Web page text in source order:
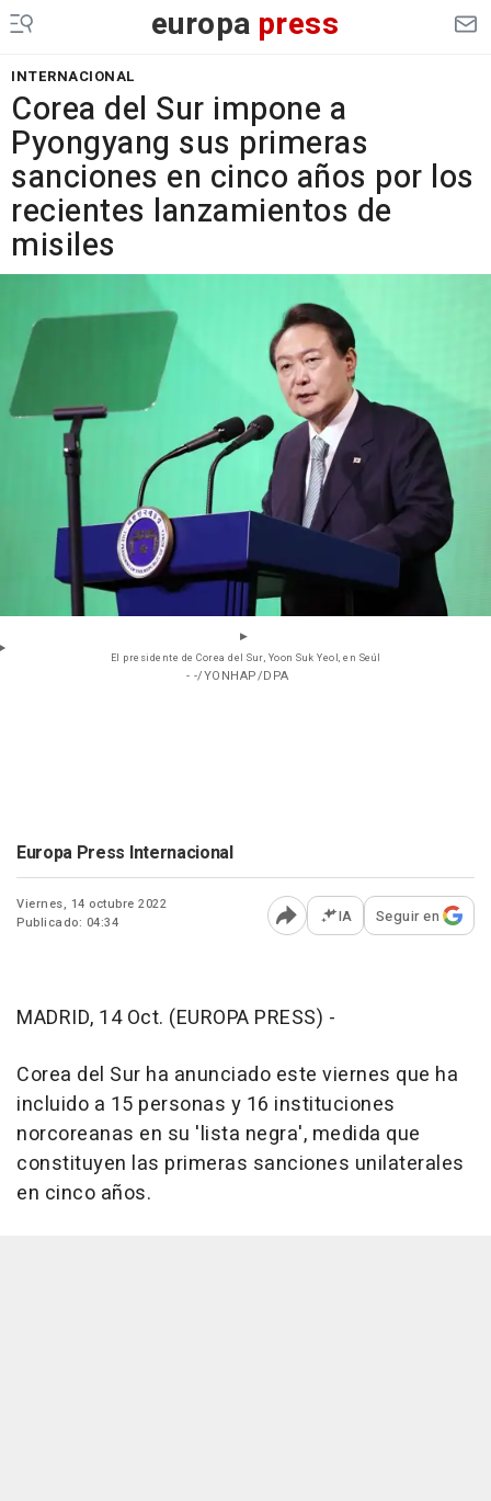
europa press
INTERNACIONAL
Corea del Sur impone a
Pyongyang sus primeras
sanciones en cinco años por los
recientes lanzamientos de
misiles
El presidente de Corea del Sur, Yoon Suk Yeol, en Seúl
- -/YONHAP/DPA
Europa Press Internacional
Viernes, 14 octubre 2022
Publicado: 04:34
Abrir opciones para
IA Seguir en
MADRID, 14 Oct. (EUROPA PRESS) -
Corea del Sur ha anunciado este viernes que ha
incluido a 15 personas y 16 instituciones
norcoreanas en su 'lista negra', medida que
constituyen las primeras sanciones unilaterales
en cinco años.